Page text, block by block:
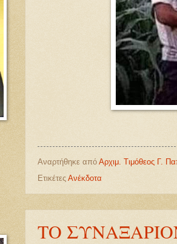
Αναρτήθηκε από Αρχιμ. Τιμόθεος Γ.
Ετικέτες Ανέκδοτα
ΤΟ